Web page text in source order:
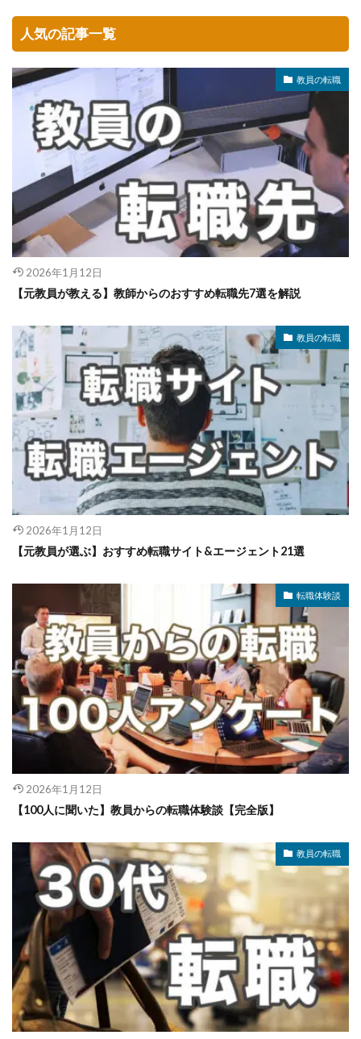
人気の記事一覧
教員の転職
2026年1月12日
【元教員が教える】教師からのおすすめ転職先7選を解説
教員の転職
2026年1月12日
【元教員が選ぶ】おすすめ転職サイト&エージェント21選
転職体験談
2026年1月12日
【100人に聞いた】教員からの転職体験談【完全版】
教員の転職